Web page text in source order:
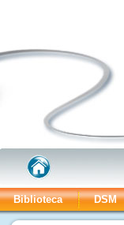
Biblioteca DSM